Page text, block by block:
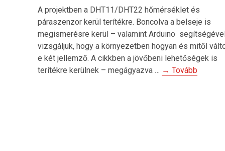
A projektben a DHT11/DHT22 hőmérséklet és
páraszenzor kerül terítékre. Boncolva a belseje is
megismerésre kerül – valamint Arduino
vizsgáljuk, hogy a környezetben hogyan és mitől
e két jellemző. A cikkben a jövőbeni lehetőségek is
terítékre kerülnek – megágyazva … → Tovább